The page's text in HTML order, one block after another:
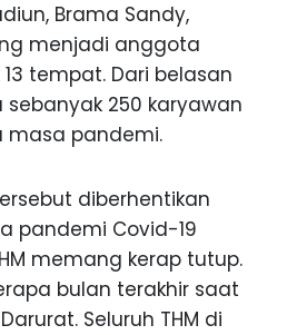
Brama Sandy,
menjadi anggota
tempat. Dari belasan
250 karyawan
masa pandemi.
diberhentikan
pandemi Covid-19
memang kerap tutup.
bulan terakhir saat
Seluruh THM di